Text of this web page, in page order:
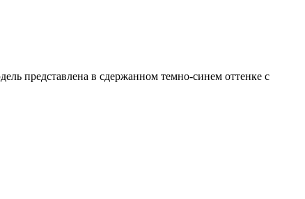
представлена в сдержанном темно-синем оттенке с